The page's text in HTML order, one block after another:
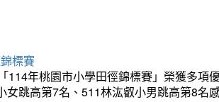
標賽
114年桃園市小學田徑錦標賽」榮獲多
女跳高第7名、511林汯叡小男跳高第8名